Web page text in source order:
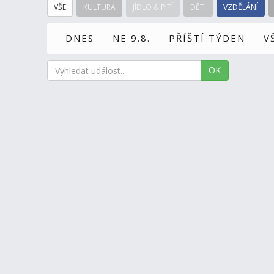
VŠE KULTURA JÍDLO & PITÍ DĚTI VZDĚLÁNÍ
DNES NE 9.8. PŘÍŠTÍ TÝDEN
OK